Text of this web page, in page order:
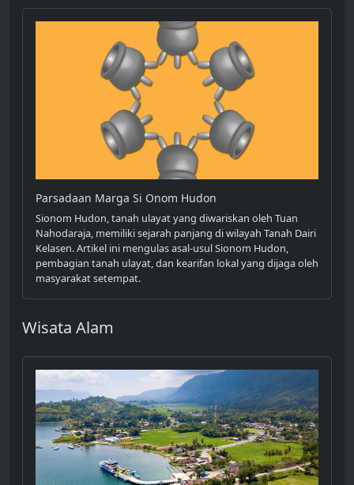
Parsadaan Marga Si Onom Hudon
Sionom Hudon, tanah ulayat yang diwariskan oleh Tuan
Nahodaraja, memiliki sejarah panjang di wilayah Tanah Dairi
Kelasen. Artikel ini mengulas asal-usul Sionom Hudon,
pembagian tanah ulayat, dan kearifan lokal yang dijaga oleh
masyarakat setempat.
Wisata Alam